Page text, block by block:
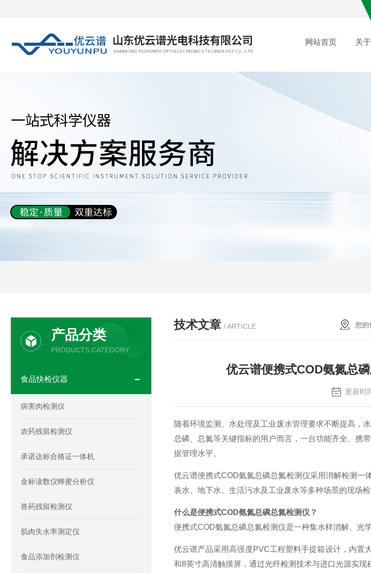
网站首页 关
技术文章 / ARTICLE 您的
优云谱便携式COD氨氮总
更新
随着环境监测、水处理及工业废水管理要求不断提高，
总磷、总氮等关键指标的用户而言，一台功能齐全、携
据管理水平。
优云谱便携式COD氨氮总磷总氮检测仪采用消解检测一
表水、地下水、生活污水及工业废水等多种场景的现场检
什么是便携式COD氨氮总磷总氮检测仪？
便携式COD氨氮总磷总氮检测仪是一种集水样消解、光
优云谱产品采用高强度PVC工程塑料手提箱设计，内置
和8英寸高清触摸屏，通过光纤检测技术与进口光源实现
产品分类
PRODUCTS CATEGORY
食品快检仪器
病害肉检测仪
农药残留检测仪
承诺达标合格证一体机
金标读数仪蜂蜜分析仪
兽药残留检测仪
肌肉失水率测定仪
食品添加剂检测仪